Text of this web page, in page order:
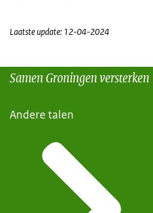
Laatste update: 12-04-2024
Samen Groningen versterken
Andere talen